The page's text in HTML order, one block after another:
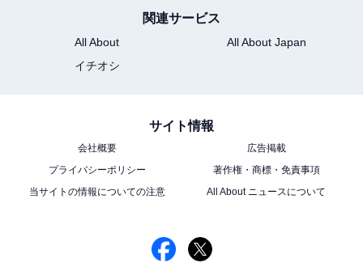
【実写版北斗の拳】「ユリア」を演じてほしい
1
関連サービス
All About
All About Japan
イチオシ
サイト情報
会社概要
広告掲載
プライバシーポリシー
著作権・商標・免責事項
当サイトの情報についての注意
All About ニュースについて